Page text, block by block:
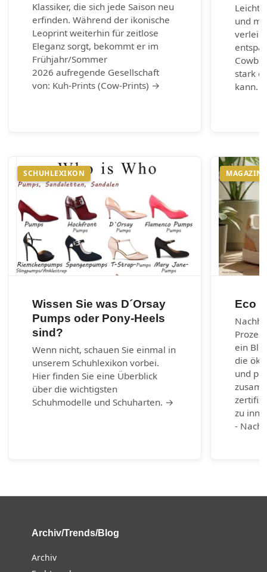
Klassiker, die sich jede Saison neu
erfinden. Während der ikonische
Leoprint weiterhin für zeitlose
Eleganz sorgt, bekommt er im
Frühjahr/Sommer
2026 aufregende Gesellschaft
von: Kuh-Prints (Cow-Prints) →
und
stark
kann.
SCHUHLEXIKON
Wissen Sie was D´Orsay
Pumps oder Pony-Heels
sind?
Wenn nicht, schauen Sie einmal in
unserem Schuhlexikon vorbei.
Hier finden Sie eine Überblick
über die wichtigsten
Schuhmodelle und Schuharten. →
MAGAZIN
Eco
ein
die
und
zu
-
Archiv/Trends/Blog
Archiv